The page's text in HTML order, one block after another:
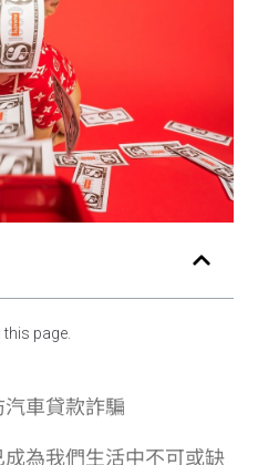
page.
車貸款詐騙
為我們生活中不可或缺